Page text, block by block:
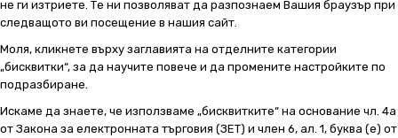
не ги изтриете. Те ни позволяват да разпознаем Вашия браузър при
следващото ви посещение в нашия сайт.
Моля, кликнете върху заглавията на отделните категории
„бисквитки“, за да научите повече и да промените настройките по
подразбиране.
Искаме да знаете, че използваме „бисквитките“ на основание чл. 4а
от Закона за електронната търговия (ЗЕТ) и член 6, ал. 1, буква (е) от